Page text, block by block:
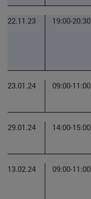
22.11.23 19:00-20:30
23.01.24 09:00-11:00
29.01.24 14:00-15:00
13.02.24 09:00-11:00